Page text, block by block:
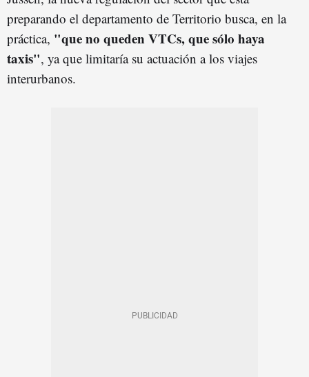
preparando el departamento de Territorio busca, en la
práctica, "que no queden VTCs, que sólo haya
taxis", ya que limitaría su actuación a los viajes
interurbanos.